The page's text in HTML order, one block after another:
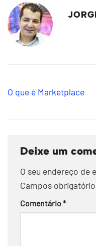
O que é Marketplace
Deixe um
O seu endereço de
Campos
Comentário*